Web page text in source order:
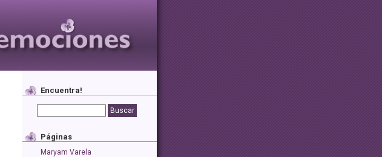
Encuentra!
Páginas
Maryam Varela